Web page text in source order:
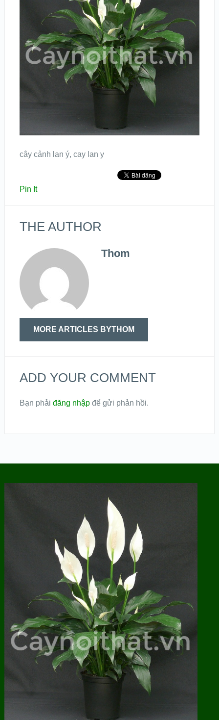
cây cảnh lan ý, cay lan y
Pin It
THE AUTHOR
Thom
MORE ARTICLES BYTHOM
ADD YOUR COMMENT
Bạn phải đăng nhậpđể gửi phản hồi.